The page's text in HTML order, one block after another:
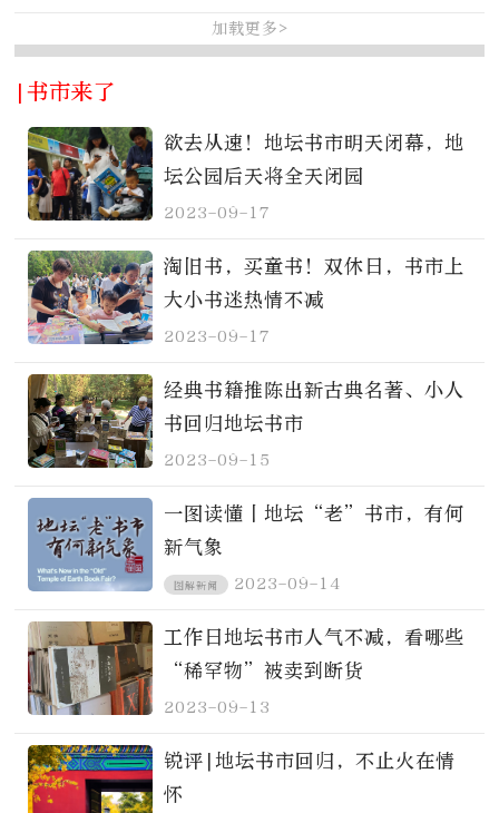
加载更多>
|书市来了
欲去从速！地坛书市明天闭幕，地
坛公园后天将全天闭园
2023-09-17
淘旧书，买童书！双休日，书市上
大小书迷热情不减
2023-09-17
经典书籍推陈出新古典名著、小人
书回归地坛书市
2023-09-15
一图读懂丨地坛“老”书市，有何
新气象
图解新闻 2023-09-14
工作日地坛书市人气不减，看哪些
“稀罕物”被卖到断货
2023-09-13
锐评|地坛书市回归，不止火在情
怀